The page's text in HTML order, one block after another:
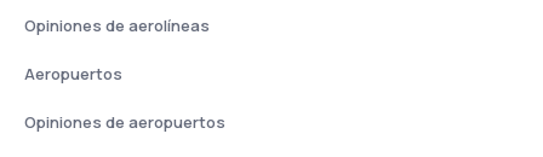
Opiniones de aerolíneas
Aeropuertos
Opiniones de aeropuertos